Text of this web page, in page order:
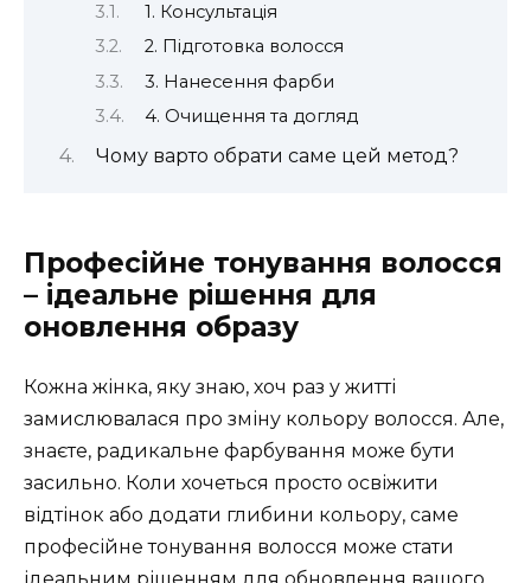
1. Консультація
2. Підготовка волосся
3. Нанесення фарби
4. Очищення та догляд
Чому варто обрати саме цей метод?
Професійне тонування волосся
– ідеальне рішення для
оновлення образу
Кожна жінка, яку знаю, хоч раз у житті
замислювалася про зміну кольору волосся. Але,
знаєте, радикальне фарбування може бути
засильно. Коли хочеться просто освіжити
відтінок або додати глибини кольору, саме
професійне тонування волосся може стати